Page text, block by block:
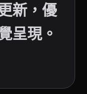
新，優
呈現。